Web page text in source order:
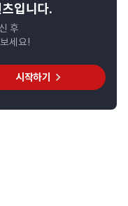
입니다.
후
세요!
시작하기